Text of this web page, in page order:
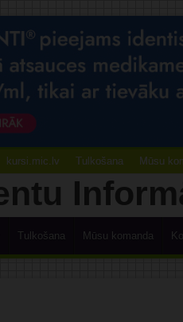
kursi.mic.lv Tulkošana Mūsu
Tulkošana Mūsu komanda